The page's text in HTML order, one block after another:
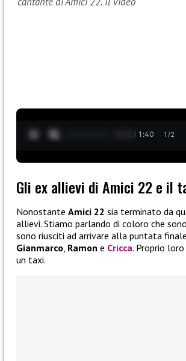
0:13 / 1:40 1 /2
Gli ex allievi di Amici 22 e il
Nonostante Amici 22 sia terminato da
allievi. Stiamo parlando di coloro che
sono riusciti ad arrivare alla puntata
Gianmarco, Ramon e Cricca. Proprio
un taxi.